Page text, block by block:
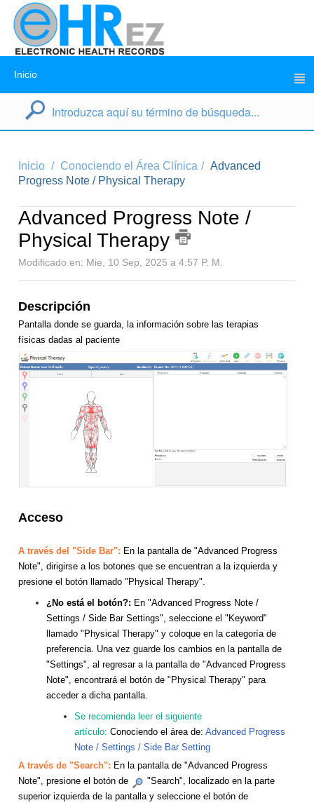
Inicio
Inicio Conociendo el Área Clínica
Advanced
Progress Note / Physical Therapy
Advanced Progress Note /
Physical Therapy
Modificado en: Mie, 10 Sep, 2025 a 4:57 P. M.
Descripción
Pantalla donde se guarda, la información sobre las terapias
físicas dadas al paciente
Acceso
A través del "Side Bar": En la pantalla de "Advanced Progress
Note", dirigirse a los botones que se encuentran a la izquierda y
presione el botón llamado "Physical Therapy".
¿No está el botón?: En "Advanced Progress Note /
Settings / Side Bar Settings", seleccione el "Keyword"
llamado "Physical Therapy" y coloque en la categoría de
preferencia. Una vez guarde los cambios en la pantalla de
"Settings", al regresar a la pantalla de "Advanced Progress
Note", encontrará el botón de "Physical Therapy" para
acceder a dicha pantalla.
Se recomienda leer el siguiente
artículo: Conociendo el área de: Advanced Progress
Note / Settings / Side Bar Setting
A través de "Search": En la pantalla de "Advanced Progress
Note", presione el botón de
"Search", localizado en la parte
superior izquierda de la pantalla y seleccione el botón de